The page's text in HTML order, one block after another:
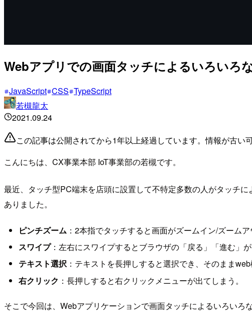
Webアプリでの画面タッチによるいろいろ
JavaScript CSS TypeScript
若槻龍太
2021.09.24
この記事は公開されてから1年以上経過しています。情報が古い
こんにちは、CX事業本部 IoT事業部の若槻です。
最近、タッチ型PC端末を店頭に設置して不特定多数の人がタッチ
ありました。
ピンチズーム ：2本指でタッチすると画面がズームイン/ズームア
スワイプ：左右にスワイプするとブラウザの「戻る」「進む」が
テキスト選択：テキストを長押しすると選択でき、そのままweb
右クリック ：長押しすると右クリックメニューが出てしまう。
そこで今回は、Webアプリケーションで画面タッチによるいろいろ